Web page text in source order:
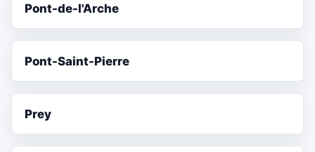
Pont-de-l'Arche
Pont-Saint-Pierre
Prey